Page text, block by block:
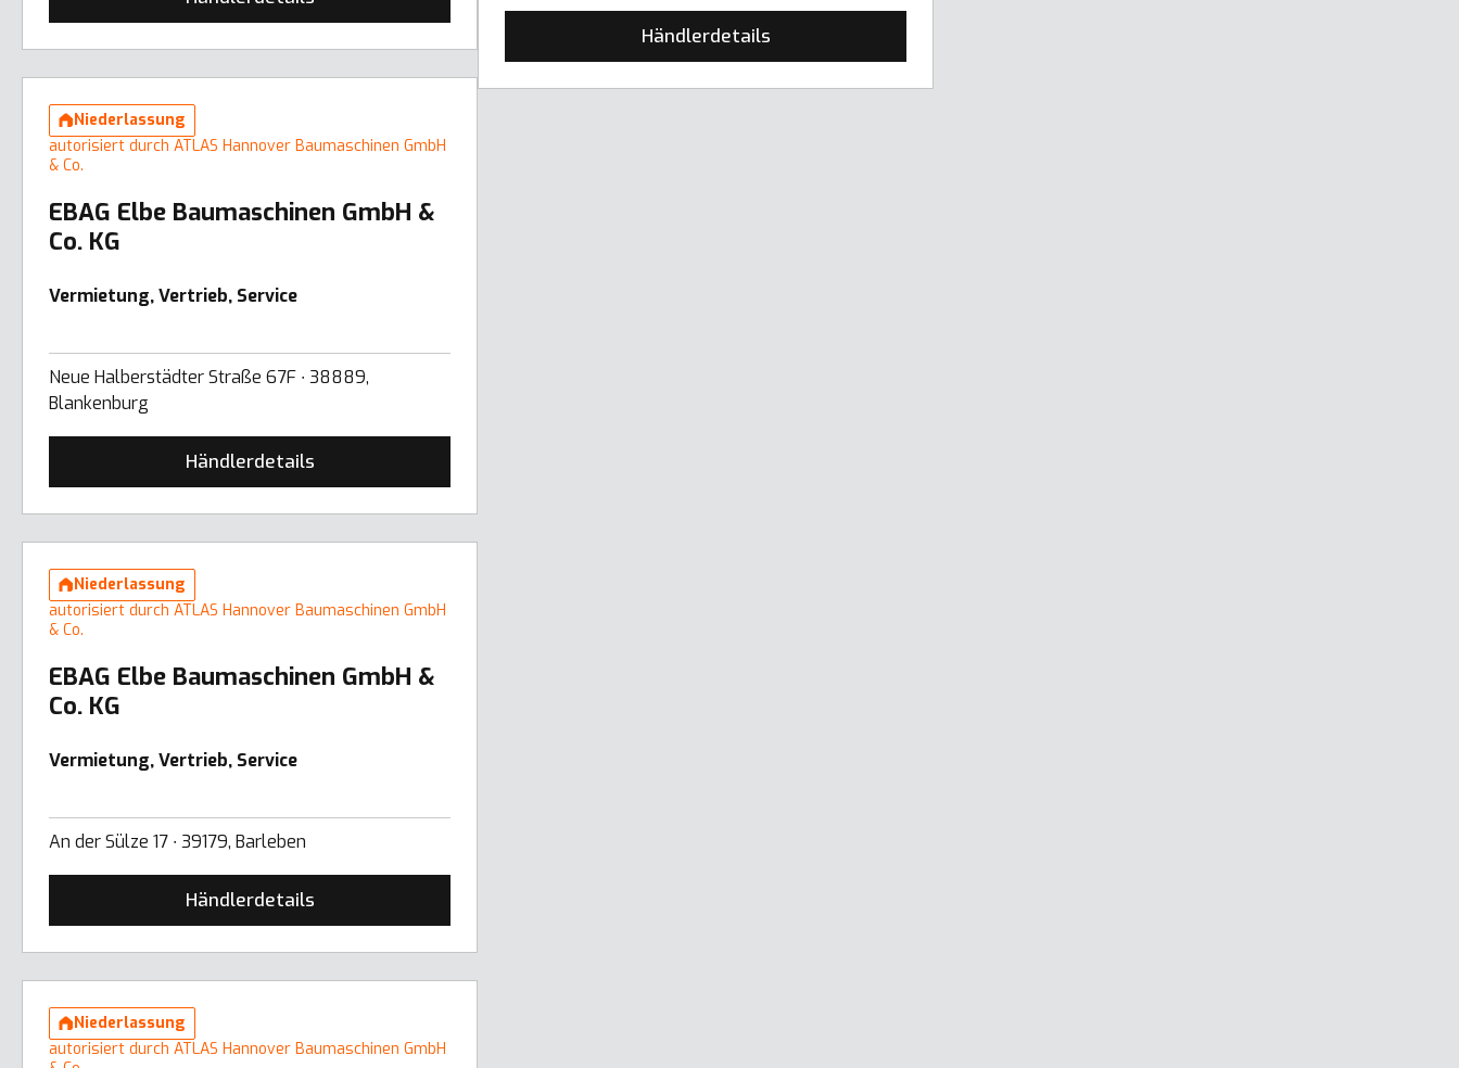
Niederlassung
autorisiert durch ATLAS Hannover Baumaschinen GmbH
& Co.
EBAG Elbe Baumaschinen GmbH &
Co. KG
Vermietung, Vertrieb, Service
Neue Halberstädter Straße 67F ∙ 38889,
Blankenburg
Händlerdetails
Niederlassung
autorisiert durch ATLAS Hannover Baumaschinen GmbH
& Co.
EBAG Elbe Baumaschinen GmbH &
Co. KG
Vermietung, Vertrieb, Service
An der Sülze 17 ∙ 39179, Barleben
Händlerdetails
Niederlassung
autorisiert durch ATLAS Hannover Baumaschinen GmbH
Händlerdetails